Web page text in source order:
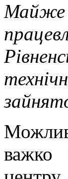
Майже
важко